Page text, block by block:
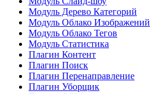
Модуль Дерево Категорий
Модуль Облако Изображений
Модуль Облако Тегов
Модуль Статистика
Плагин Контент
Плагин Поиск
Плагин Перенаправление
Плагин Уборщик